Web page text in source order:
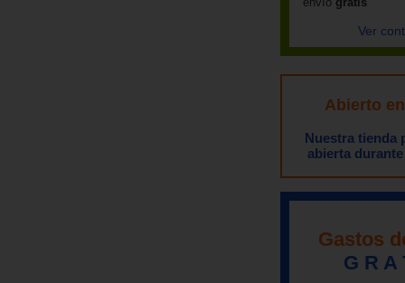
Ver
Abierto
Nuestra tienda
abierta
Gastos
G R A